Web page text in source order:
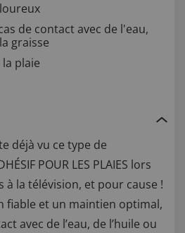
de contact avec de l'eau,
graisse
plaie
déjà vu ce type de
POUR LES PLAIES lors
à la télévision, et pour cause !
fiable et un maintien optimal,
avec de l’eau, de l’huile ou